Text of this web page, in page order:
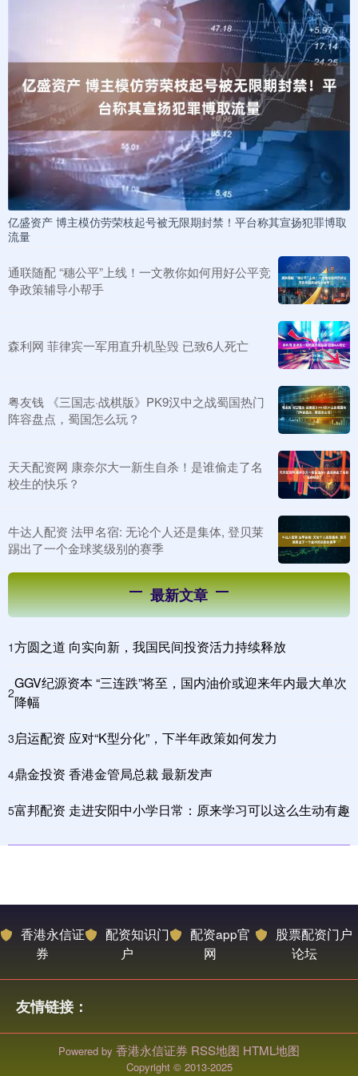
亿盛资产 博主模仿劳荣枝起号被无限期封禁！平台称其宣扬犯罪博取
流量
通联随配 “穗公平”上线！一文教你如何用好公平竞
争政策辅导小帮手
森利网 菲律宾一军用直升机坠毁 已致6人死亡
粤友钱 《三国志·战棋版》PK9汉中之战蜀国热门
阵容盘点，蜀国怎么玩？
天天配资网 康奈尔大一新生自杀！是谁偷走了名
校生的快乐？
牛达人配资 法甲名宿: 无论个人还是集体, 登贝莱
踢出了一个金球奖级别的赛季
最新文章
1方圆之道 向实向新，我国民间投资活力持续释放
2
GGV纪源资本 “三连跌”将至，国内油价或迎来年内最大单次
降幅
3启运配资 应对“K型分化”，下半年政策如何发力
4鼎金投资 香港金管局总裁 最新发声
5富邦配资 走进安阳中小学日常：原来学习可以这么生动有趣
香港永信证
券
配资知识门
户
配资app官
网
股票配资门户
论坛
友情链接：
Powered by 香港永信证券 RSS地图 HTML地图
Copyright © 2013-2025